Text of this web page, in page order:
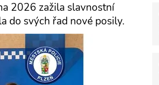
2026 zažila slavnostní
do svých řad nové posily.